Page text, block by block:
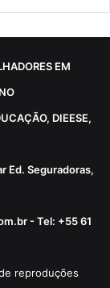
EM
DIEESE,
Ed. Seguradoras,
- Tel: +55 61
reproduções